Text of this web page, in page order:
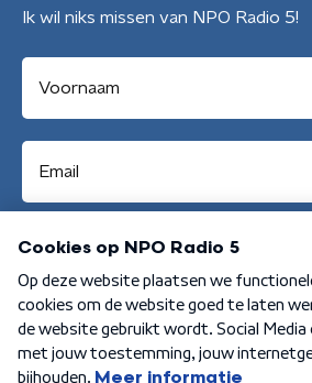
Ik wil niks missen van NPO Radio 5!
Aanmelden
Algemene voorwaarden Privacybeleid